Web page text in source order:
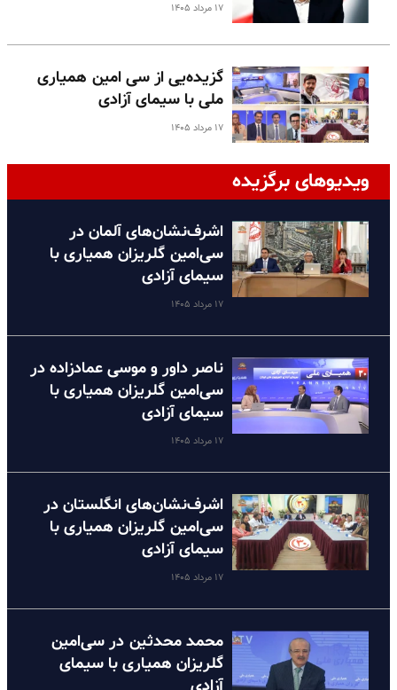
۱۷ مرداد ۱۴۰۵
گزیده‌یی از سی امین همیاری
ملی با سیمای آزادی
۱۷ مرداد ۱۴۰۵
ویدیوهای برگزیده
اشرف‌نشان‌های آلمان در
سی‌امین گلریزان همیاری با
سیمای آزادی
۱۷ مرداد ۱۴۰۵
ناصر داور و موسی عمادزاده در
سی‌امین گلریزان همیاری با
سیمای آزادی
۱۷ مرداد ۱۴۰۵
اشرف‌نشان‌های انگلستان در
سی‌امین گلریزان همیاری با
سیمای آزادی
۱۷ مرداد ۱۴۰۵
محمد محدثین در سی‌امین
گلریزان همیاری با سیمای